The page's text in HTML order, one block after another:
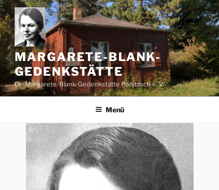
Zum
Inhalt
springen
MARGARETE-BLANK-
GEDENKSTÄTTE
Dr.-Margarete-Blank-Gedenkstätte Panitzsch e. V.
Menü